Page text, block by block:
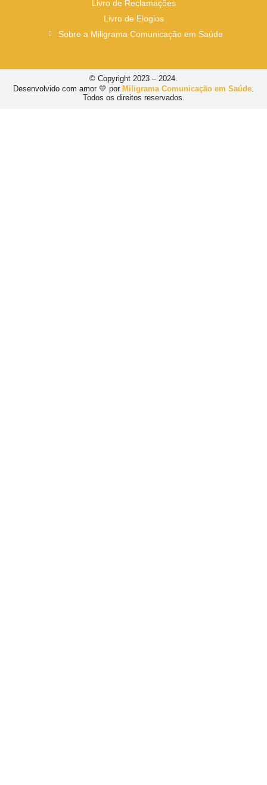
Livro de Reclamações
Livro de Elogios
Sobre a Miligrama Comunicação em Saúde
© Copyright 2023 – 2024.
Desenvolvido com amor 💛 por Miligrama Comunicação em Saúde.
Todos os direitos reservados.